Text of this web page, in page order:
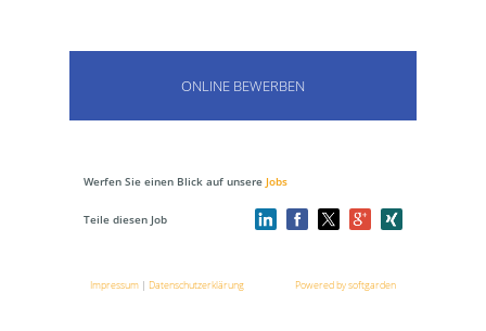
ONLINE BEWERBEN
Werfen Sie einen Blick auf unsere Jobs
Teile diesen Job
Impressum | Datenschutzerklärung Powered by softgarden